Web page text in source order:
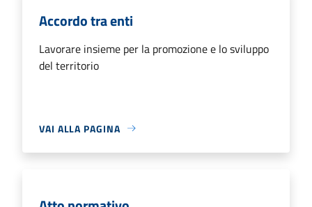
Accordo tra enti
Lavorare insieme per la promozione e lo sviluppo
del territorio
VAI ALLA PAGINA